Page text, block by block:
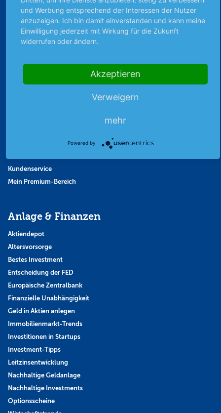
Finanzpodcast
Strategie
Thema der Woche
Abo & Shop
Kundenservice
Mein Premium-Bereich
Anlage & Finanzen
Aktiendepot
Altersvorsorge
Bestes Investment
Entscheidung der FED
Europäische Zentralbank
Finanzielle Unabhängigkeit
Geld in Aktien anlegen
Immobilienmarkt-Trends
Investitionen in Startups
Investment-Tipps
Leitzinsentwicklung
Nachhaltige Geldanlage
Nachhaltige Investments
Optionsscheine
und Werbung entsprechend der Interessen der Nutzer
anzuzeigen. Ich bin damit einverstanden und kann meine
Einwilligung jederzeit mit Wirkung für die Zukunft
widerrufen oder ändern.
Akzeptieren
Verweigern
mehr
Powered by